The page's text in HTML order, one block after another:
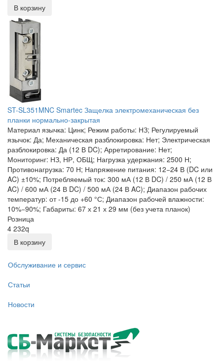
В корзину
ST-SL351MNC Smartec Защелка электромеханическая без
планки нормально-закрытая
Материал язычка: Цинк; Режим работы: НЗ; Регулируемый
язычок: Да; Механическая разблокировка: Нет; Электрическая
разблокировка: Да (12 В DC); Арретирование: Нет;
Мониторинг: НЗ, НР, ОБЩ; Нагрузка удержания: 2500 Н;
Противонагрузка: 70 Н; Напряжение питания: 12−24 В (DC или
AC) ±10%; Потребляемый ток: 300 мА (12 В DC) / 250 мА (12 В
AC) / 600 мА (24 В DC) / 500 мА (24 В AC); Диапазон рабочих
температур: от -15 до +60 °С; Диапазон рабочей влажности:
10%−90%; Габариты: 67 х 21 х 29 мм (без учета планок)
Розница
4 232q
В корзину
Обслуживание и сервис
Статьи
Новости